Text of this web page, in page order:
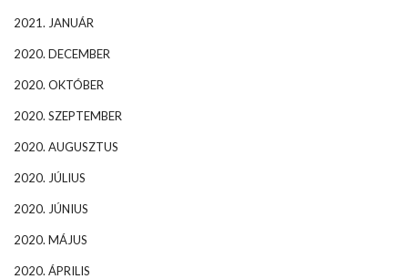
2021. JANUÁR
2020. DECEMBER
2020. OKTÓBER
2020. SZEPTEMBER
2020. AUGUSZTUS
2020. JÚLIUS
2020. JÚNIUS
2020. MÁJUS
2020. ÁPRILIS